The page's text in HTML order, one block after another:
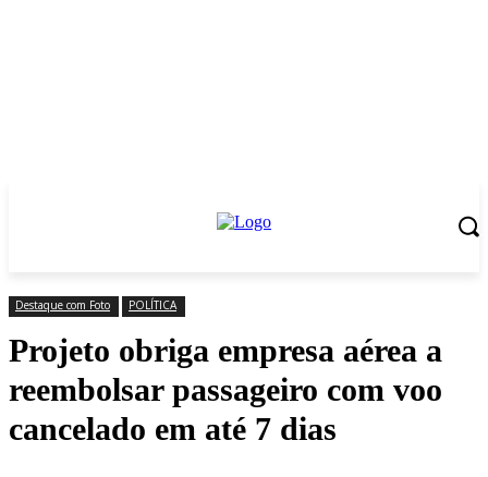
Destaque com Foto POLÍTICA
Projeto obriga empresa aérea a
reembolsar passageiro com voo
cancelado em até 7 dias